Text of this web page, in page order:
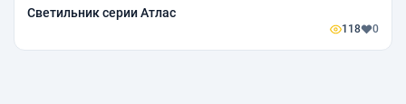
Светильник серии Атлас
118 0